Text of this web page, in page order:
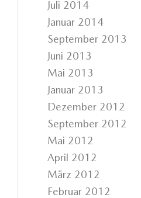
Juli 2014
Januar 2014
September 2013
Juni 2013
Mai 2013
Januar 2013
Dezember 2012
September 2012
Mai 2012
April 2012
März 2012
Februar 2012